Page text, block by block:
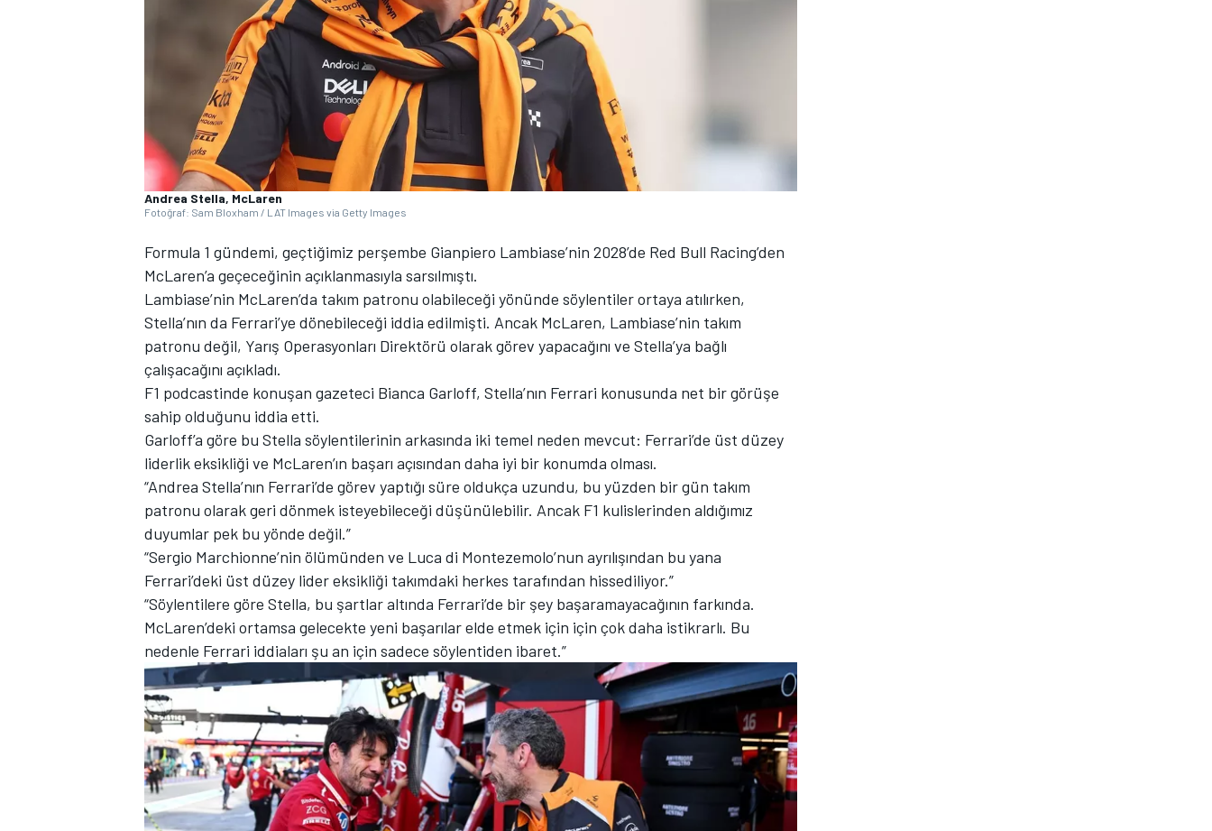
TÜRK SPORCULAR
Andrea Stella, McLaren
Fotoğraf: Sam Bloxham / LAT Images via Getty Images
Formula 1 gündemi, geçtiğimiz perşembe Gianpiero Lambiase’nin 2028’de Red Bull Racing’den
McLaren’a geçeceğinin açıklanmasıyla sarsılmıştı.
Lambiase’nin McLaren’da takım patronu olabileceği yönünde söylentiler ortaya atılırken,
Stella’nın da Ferrari’ye dönebileceği iddia edilmişti. Ancak McLaren, Lambiase’nin takım
patronu değil, Yarış Operasyonları Direktörü olarak görev yapacağını ve Stella’ya bağlı
çalışacağını açıkladı.
F1 podcastinde konuşan gazeteci Bianca Garloff, Stella’nın Ferrari konusunda net bir görüşe
sahip olduğunu iddia etti.
Garloff’a göre bu Stella söylentilerinin arkasında iki temel neden mevcut: Ferrari’de üst düzey
liderlik eksikliği ve McLaren’ın başarı açısından daha iyi bir konumda olması.
“Andrea Stella’nın Ferrari’de görev yaptığı süre oldukça uzundu, bu yüzden bir gün takım
patronu olarak geri dönmek isteyebileceği düşünülebilir. Ancak F1 kulislerinden aldığımız
duyumlar pek bu yönde değil.”
“Sergio Marchionne’nin ölümünden ve Luca di Montezemolo’nun ayrılışından bu yana
Ferrari’deki üst düzey lider eksikliği takımdaki herkes tarafından hissediliyor.”
“Söylentilere göre Stella, bu şartlar altında Ferrari’de bir şey başaramayacağının farkında.
McLaren’deki ortamsa gelecekte yeni başarılar elde etmek için için çok daha istikrarlı. Bu
nedenle Ferrari iddiaları şu an için sadece söylentiden ibaret.”